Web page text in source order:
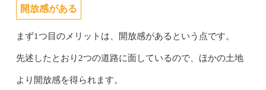
開放感がある
まず1つ目のメリットは、開放感があるという点です。
先述したとおり2つの道路に面しているので、ほかの土地
より開放感を得られます。